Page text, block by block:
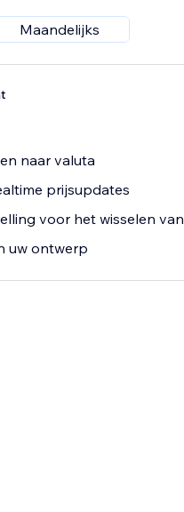
Maandelijks
naar valuta
prijsupdates
voor het wisselen
uw ontwerp